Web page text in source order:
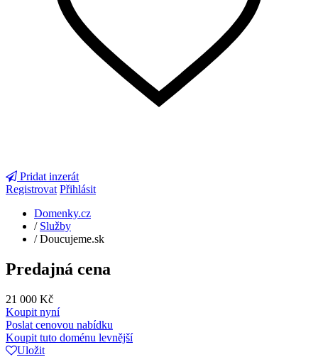
Pridat inzerát
Registrovat Přihlásit
Domenky.cz
/ Služby
/Doucujeme.sk
Predajná cena
21 000 Kč
Koupit nyní
Poslat cenovou nabídku
Koupit tuto doménu levnější
Uložit